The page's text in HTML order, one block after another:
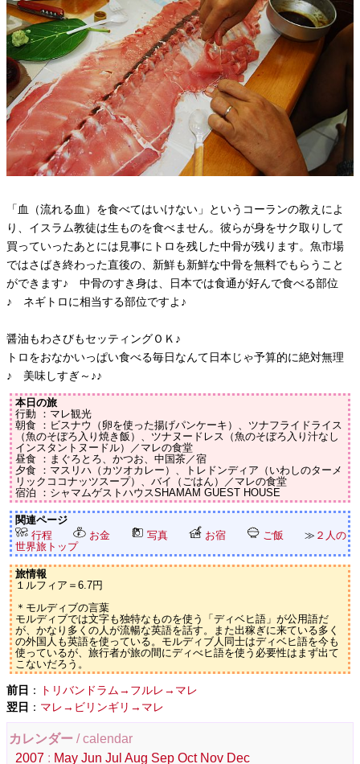
「血（流れる血）を食べてはいけない」というコーランの教えによ
り、イスラム教徒は生ものを食べません。彼らが身をサク取りして
買っていったあとには見事にトロを残した中骨が残ります。魚市場
ではさばき終わった直後の、新鮮も新鮮な中骨を無料でもらうこと
ができます♪ 中骨のすき身は、日本では食通が好んで食べる部位
♪ ネギトロに相当する部位ですよ♪
醤油もわさびもセッティングＯＫ♪
トロをおなかいっぱい食べる毎日なんて日本じゃ予算的に絶対無理
♪ 美味しすぎ～♪♪
本日の旅
行動 ：マレ観光
朝食 ：ビスナウ（卵を使った揚げパンケーキ）、ツナフライドライス
（魚のそぼろ入り焼き飯）、ツナヌードレス（魚のそぼろ入り汁なし
インスタントヌードル）／マレの食堂
昼食 ：まぐろとろ、かつお、中国茶／宿
夕食 ：マスリハ（カツオカレー）、トレドンディア（いわしのターメ
リックココナッツスープ）、バイ（ごはん）／マレの食堂
宿泊 ：シャマムゲストハウスSHAMAM GUEST HOUSE
関連ページ
行程
お金 写真 お宿 ご飯 ≫ ２人の
世界旅トップ
旅情報
１ルフィア＝6.7円
＊モルディブの言葉
モルディブでは文字も独特なものを使う「ディベヒ語」が公用語だ
が、かなり多くの人が流暢な英語を話す。また出稼ぎに来ている多く
の外国人も英語を使っている。モルディブ人同士はディベヒ語を今も
使っているが、旅行者が旅の間にディべヒ語を使う必要性はまず出て
こないだろう。
前日 ：
トリバンドラム→フルレ→マレ
翌日 ： マレ→ビリンギリ→マレ
カレンダー / calendar
2007 : May Jun Jul Aug Sep Oct Nov Dec